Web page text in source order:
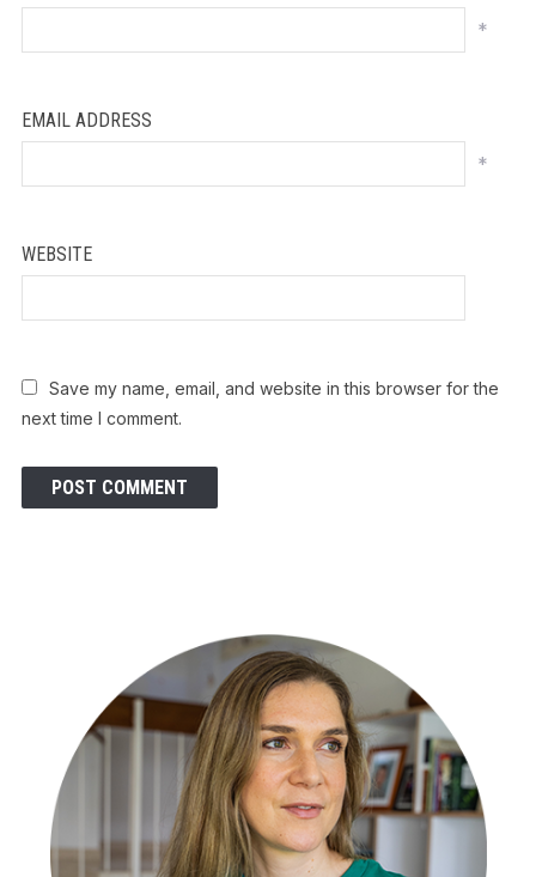
*
EMAIL ADDRESS
*
WEBSITE
Save my name, email, and website in this browser for the
next time I comment.